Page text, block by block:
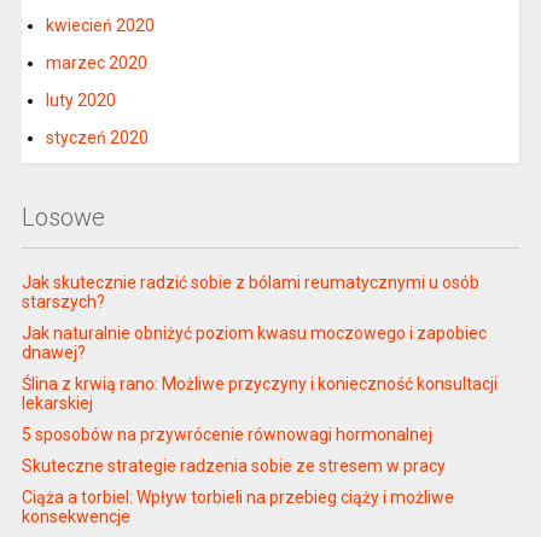
kwiecień 2020
marzec 2020
luty 2020
styczeń 2020
Losowe
Jak skutecznie radzić sobie z bólami reumatycznymi u osób
starszych?
Jak naturalnie obniżyć poziom kwasu moczowego i zapobiec
dnawej?
Ślina z krwią rano: Możliwe przyczyny i konieczność konsultacji
lekarskiej
5 sposobów na przywrócenie równowagi hormonalnej
Skuteczne strategie radzenia sobie ze stresem w pracy
Ciąża a torbiel: Wpływ torbieli na przebieg ciąży i możliwe
konsekwencje